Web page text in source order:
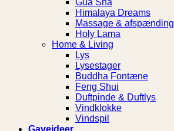
Himalaya Dreams
Massage & afspænding
Holy Lama
Home & Living
Lys
Lysestager
Buddha Fontæne
Feng Shui
Duftpinde & Duftlys
Vindklokke
Vindspil
Gaveideer